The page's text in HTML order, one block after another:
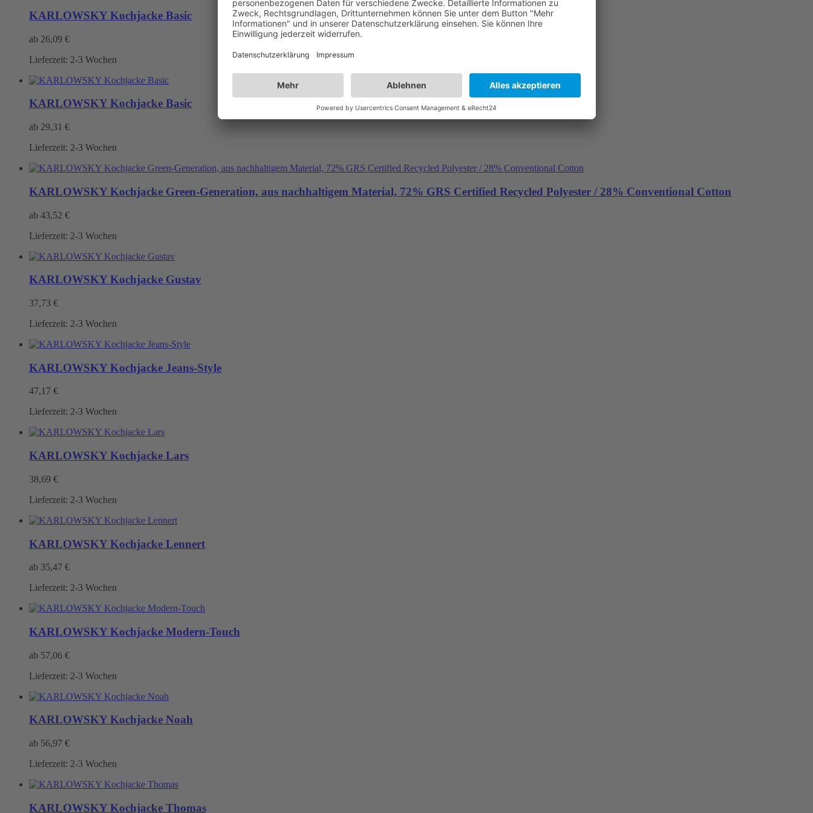
KARLOWSKY Kochjacke Basic
ab 26,09 €
Lieferzeit: 2-3 Wochen
KARLOWSKY Kochjacke Basic
ab 29,31 €
Lieferzeit: 2-3 Wochen
KARLOWSKY Kochjacke Green-Generation, aus nachhaltigem Material, 72% GRS Certified Recycled Polyester / 28% Conventional Cotton
ab 43,52 €
Lieferzeit: 2-3 Wochen
KARLOWSKY Kochjacke Gustav
37,73 €
Lieferzeit: 2-3 Wochen
KARLOWSKY Kochjacke Jeans-Style
47,17 €
Lieferzeit: 2-3 Wochen
KARLOWSKY Kochjacke Lars
38,69 €
Lieferzeit: 2-3 Wochen
KARLOWSKY Kochjacke Lennert
ab 35,47 €
Lieferzeit: 2-3 Wochen
KARLOWSKY Kochjacke Modern-Touch
ab 57,06 €
Lieferzeit: 2-3 Wochen
KARLOWSKY Kochjacke Noah
ab 56,97 €
Lieferzeit: 2-3 Wochen
KARLOWSKY Kochjacke Thomas